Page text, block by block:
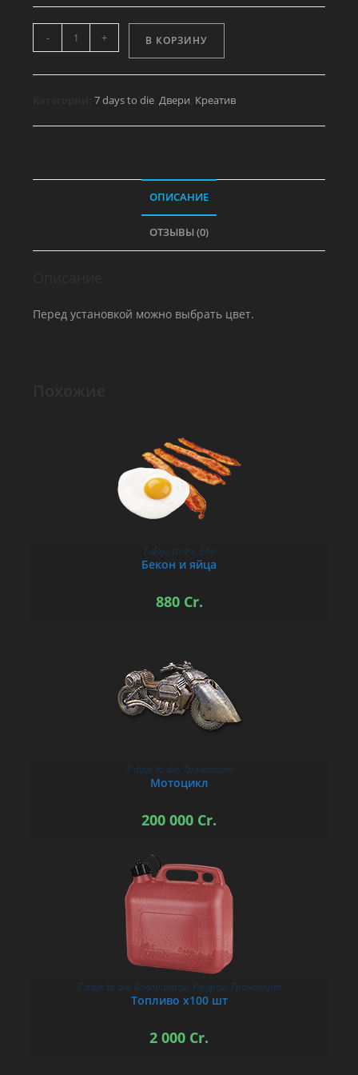
Количество
товара
Стальные
- + В КОРЗИНУ
Категории:7 days to die ,Двери Креатив
ОПИСАНИЕ
ОТЗЫВЫ (0)
Перед установкой можно выбрать цвет.
В КОРЗИНУ
7 days to die, Еда
Бекон и яйца
880 Cr.
В КОРЗИНУ
7 days to die, Транспорт
Мотоцикл
200 000 Cr.
В КОРЗИНУ
7 days to die, Боеприпасы, Ресурсы, Транспорт
Топливо х100 шт
2 000 Cr.